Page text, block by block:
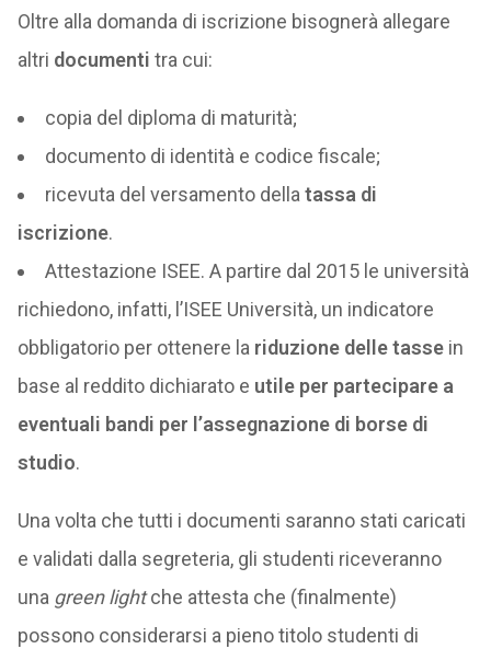
Oltre alla domanda di iscrizione bisognerà allegare
altri documenti tra cui:
copia del diploma di maturità;
documento di identità e codice fiscale;
ricevuta del versamento della tassa di
iscrizione.
Attestazione ISEE. A partire dal 2015 le università
richiedono, infatti, l’ISEE Università, un indicatore
obbligatorio per ottenere la riduzione delle tassein
base al reddito dichiarato e utile per partecipare a
eventuali bandi per l’assegnazione di borse di
studio.
Una volta che tutti i documenti saranno stati caricati
e validati dalla segreteria, gli studenti riceveranno
una green lightche attesta che (finalmente)
possono considerarsi a pieno titolo studenti di